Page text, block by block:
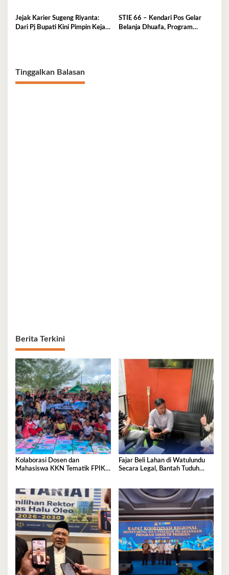
Jejak Karier Sugeng Riyanta:
Dari Pj Bupati Kini Pimpin Kejati
STIE 66 – Kendari Pos Gelar
Belanja Dhuafa, Program
Tinggalkan Balasan
Berita Terkini
Kolaborasi Dosen dan
Mahasiswa KKN Tematik FPIK
anak di Kelurahan Lapulu
Fajar Beli Lahan di Watulundu
Secara Legal, Bantah Tuduh